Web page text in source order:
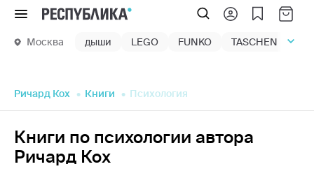
Меню
Москва дыши LEGO FUNKO TASCHEN
Ричард Кох Книги Психология
Книги по психологии автора
Ричард Кох